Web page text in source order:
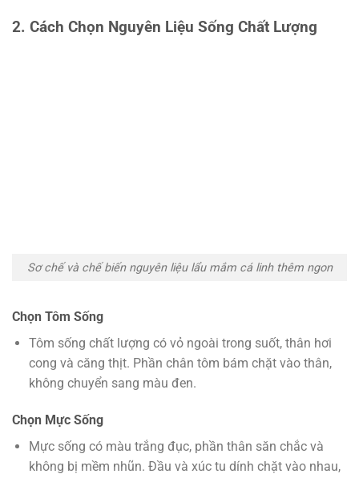
2. Cách Chọn Nguyên Liệu Sống Chất Lượng
Sơ chế và chế biến nguyên liệu lẩu mắm cá linh thêm ngon
Chọn Tôm Sống
Tôm sống chất lượng có vỏ ngoài trong suốt, thân hơi
cong và căng thịt. Phần chân tôm bám chặt vào thân,
không chuyển sang màu đen.
Chọn Mực Sống
Mực sống có màu trắng đục, phần thân săn chắc và
không bị mềm nhũn. Đầu và xúc tu dính chặt vào nhau,